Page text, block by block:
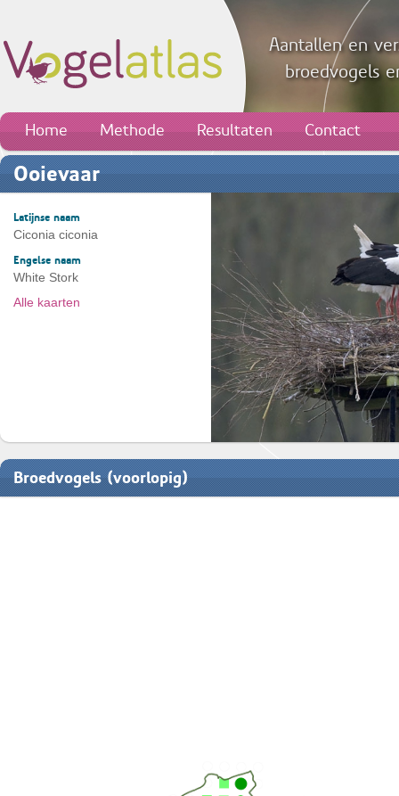
Aantallen en
broedvogels
Home Methode Resultaten Contact
Ooievaar
Latijnse naam
Ciconia ciconia
Engelse naam
White Stork
Alle kaarten
Broedvogels (voorlopig)